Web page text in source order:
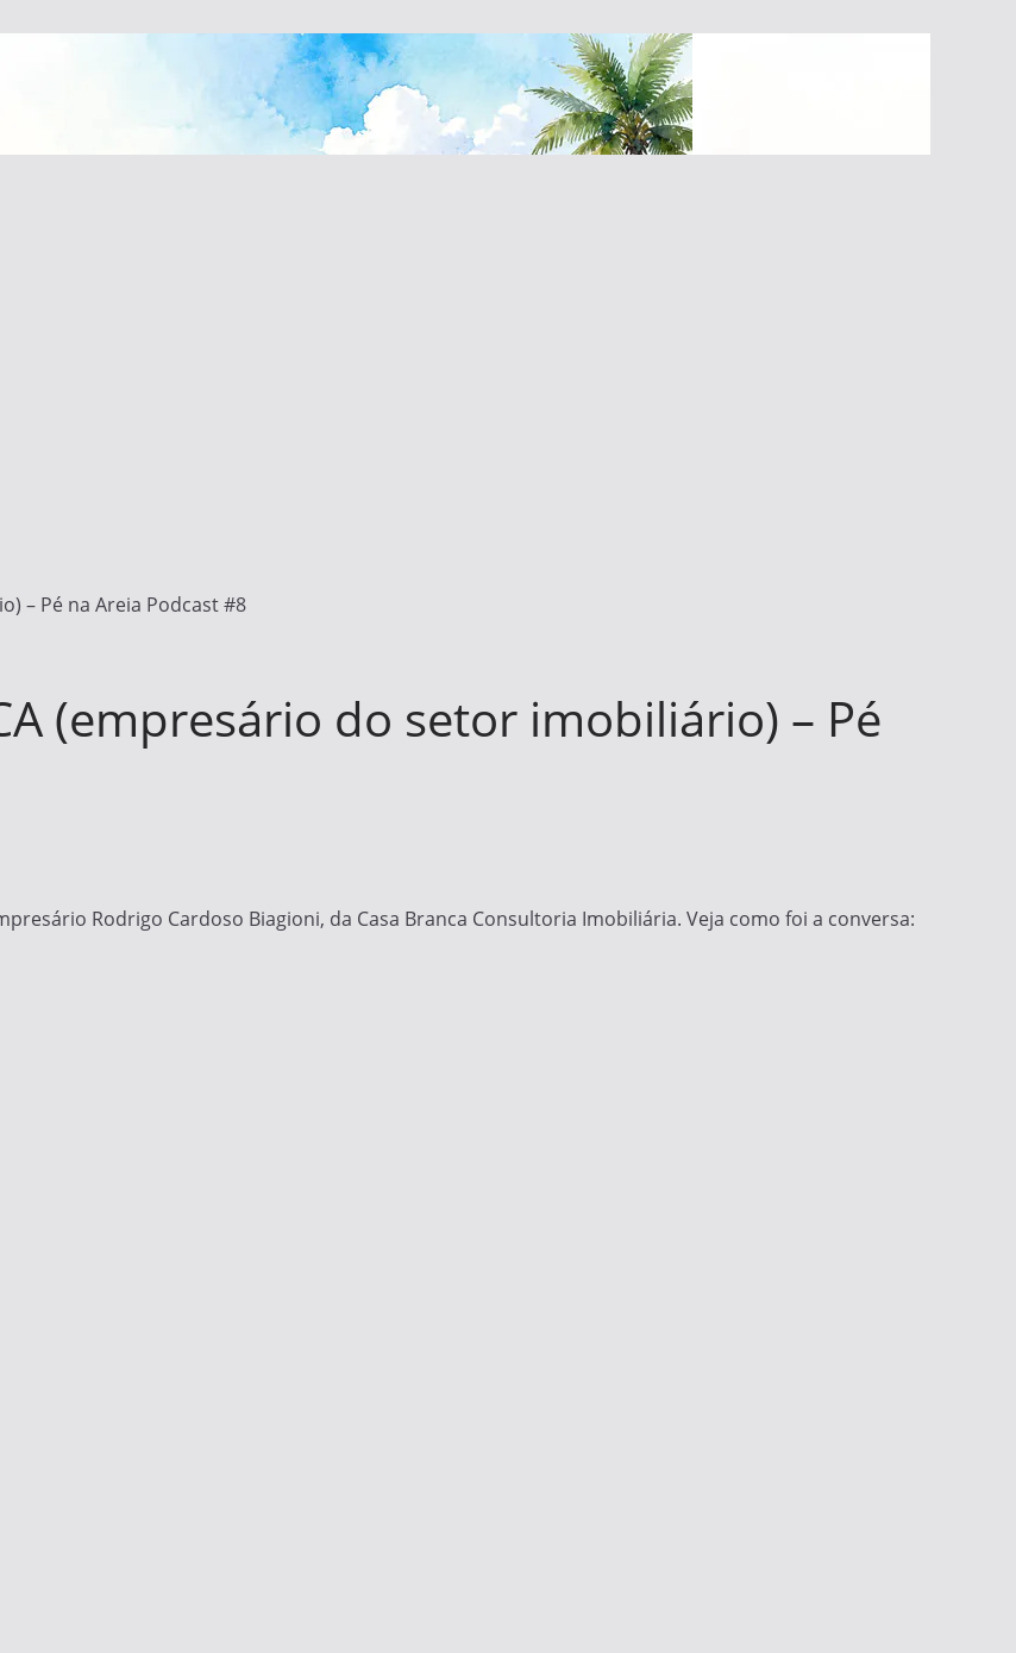
– Pé na Areia Podcast #8
(empresário do setor imobiliário) – Pé
Rodrigo Cardoso Biagioni, da Casa Branca Consultoria Imobiliária. Veja como foi a conversa: